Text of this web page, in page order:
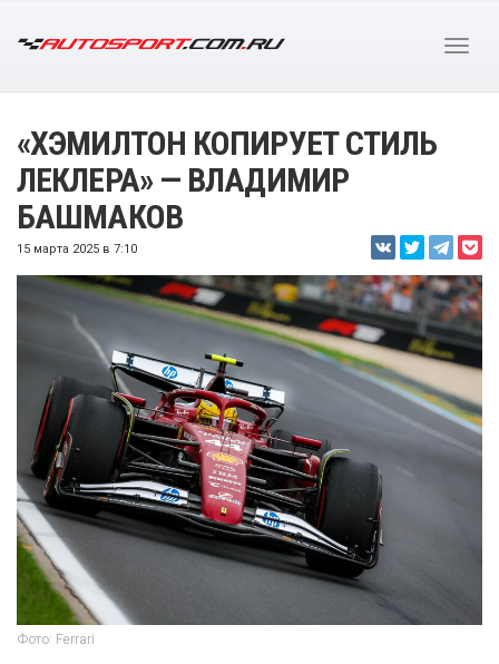
«ХЭМИЛТОН КОПИРУЕТ СТИЛЬ
ЛЕКЛЕРА» — ВЛАДИМИР
БАШМАКОВ
15 марта 2025 в 7:10
Фото: Ferrari